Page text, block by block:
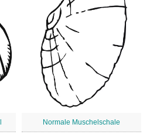
Normale Muschelschale